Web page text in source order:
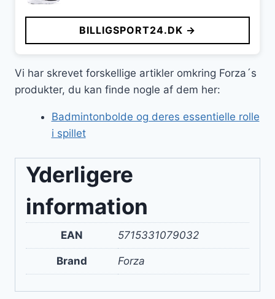
pris
var:
400 kr..
pris
er:
299 kr..
BILLIGSPORT24.DK →
Vi har skrevet forskellige artikler omkring Forza´s
produkter, du kan finde nogle af dem her:
Badmintonbolde og deres essentielle rolle
i spillet
Yderligere
information
EAN 5715331079032
Brand Forza